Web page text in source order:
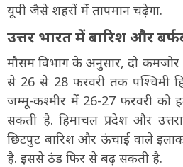
यूपी जैसे शहरों में तापमान चढ़ेगा.
उत्तर भारत में बारिश और
मौसम विभाग के अनुसार, दो कमजोर
से 26 से 28 फरवरी तक पश्चिमी
जम्मू-कश्मीर में 26-27 फरवरी को
सकती है. हिमाचल प्रदेश और
छिटपुट बारिश और ऊंचाई वाले
है. इससे ठंड फिर से बढ़ सकती है.